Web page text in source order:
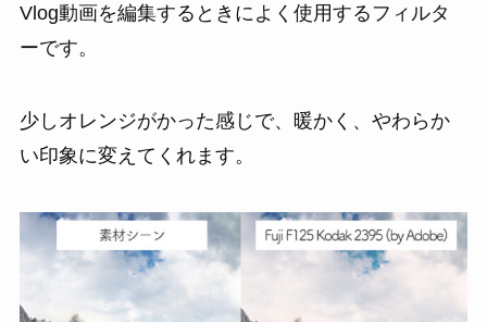
Vlog動画を編集するときによく使用するフィルタ
ーです。
少しオレンジがかった感じで、暖かく、やわらか
い印象に変えてくれます。